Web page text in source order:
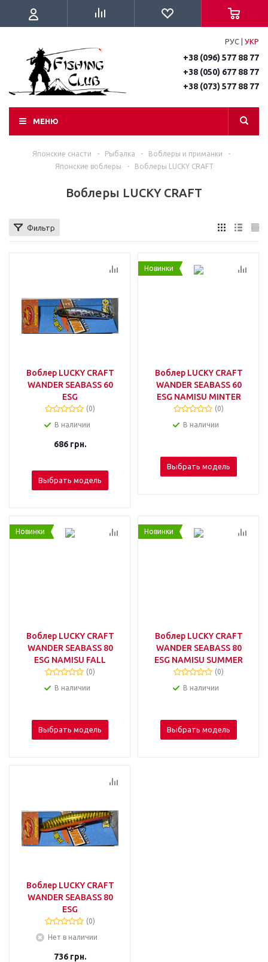
РУС УКР
+38 (096) 577 88 77
+38 (050) 677 88 77
+38 (073) 577 88 77
МЕНЮ
Японские снасти - Рыбалка - Воблеры и приманки
-
Японские воблеры
- Воблеры LUCKY CRAFT
Воблеры LUCKY CRAFT
Фильтр
Воблер LUCKY CRAFT
WANDER SEABASS 60
ESG
(0)
В наличии
686грн.
Выбрать модель
Новинки
Воблер LUCKY CRAFT
WANDER SEABASS 60
ESG NAMISU MINTER
(0)
В наличии
Выбрать модель
Новинки
Воблер LUCKY CRAFT
WANDER SEABASS 80
ESG NAMISU FALL
(0)
В наличии
Выбрать модель
Новинки
Воблер LUCKY CRAFT
WANDER SEABASS 80
ESG NAMISU SUMMER
(0)
В наличии
Выбрать модель
Воблер LUCKY CRAFT
WANDER SEABASS 80
ESG
(0)
Нет в наличии
736грн.